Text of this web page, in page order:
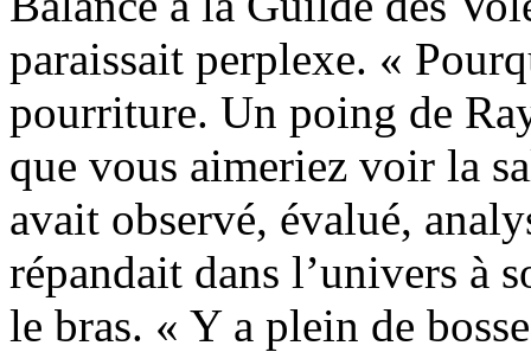
paraissait perplexe. «
pourriture. Un poing de
que vous aimeriez voir la
avait observé, évalué,
répandait dans l’univers à
le bras. « Y a plein de